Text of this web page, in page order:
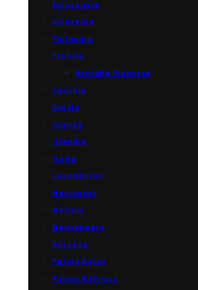
Eslovaquia
Eslovenia
Finlandia
Francia
Bretaña francesa
Georgia
Grecia
Irlanda
Islandia
Italia
Luxemburgo
Marruecos
Mónaco
Montenegro
Noruega
Países Bajos
Países Bálticos